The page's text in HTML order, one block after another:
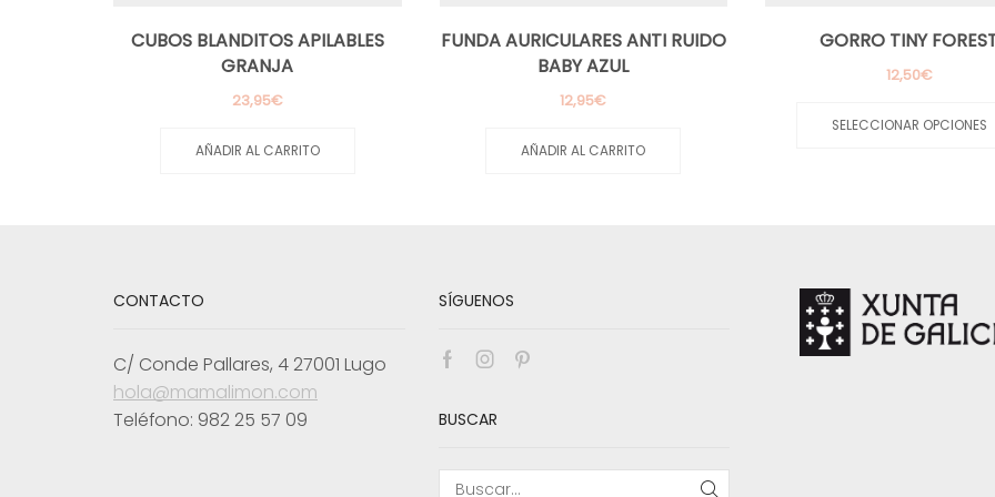
CUBOS BLANDITOS APILABLES
GRANJA
23,95€
AÑADIR AL CARRITO
FUNDA AURICULARES ANTI RUIDO
BABY AZUL
12,95€
AÑADIR AL CARRITO
GORRO TINY
12,50€
SELECCIONAR OPCIONES
CONTACTO
C/ Conde Pallares, 4 27001 Lugo
hola@mamalimon.com
Teléfono: 982 25 57 09
SÍGUENOS
Facebook
Instagram
Pinterest
BUSCAR